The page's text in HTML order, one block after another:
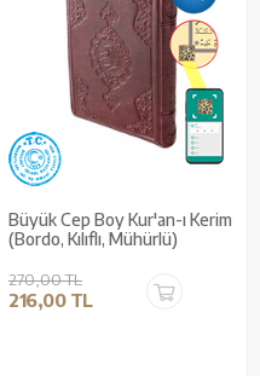
Büyük Cep Boy Kur'an-ı Kerim
(Bordo, Kılıflı, Mühürlü)
270,00 TL
216,00 TL